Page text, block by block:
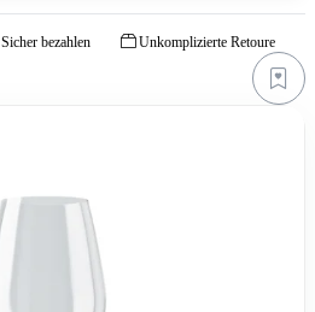
Sicher bezahlen Unkomplizierte Retoure